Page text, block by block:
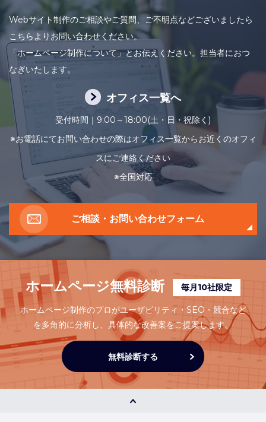
Webサイト制作のご相談やご質問、ご不明点などございましたら
こちらよりお問い合わせください。
「ホームページ制作について」とお伝えください。担当者におつ
なぎいたします。
オフィス一覧へ
受付時間｜9:00～18:00(土・日・祝除く)
※お電話にてお問い合わせの際はオフィス一覧からお近くのオフィ
スにご連絡ください
※全国対応
ご相談・お問い合わせフォーム
ホームページ無料診断 毎月10社限定
ホームページ制作のプロがユーザビリティ・SEO・競合など
を多角的に分析し、 具体的な改善案をご提案します。
無料診断する